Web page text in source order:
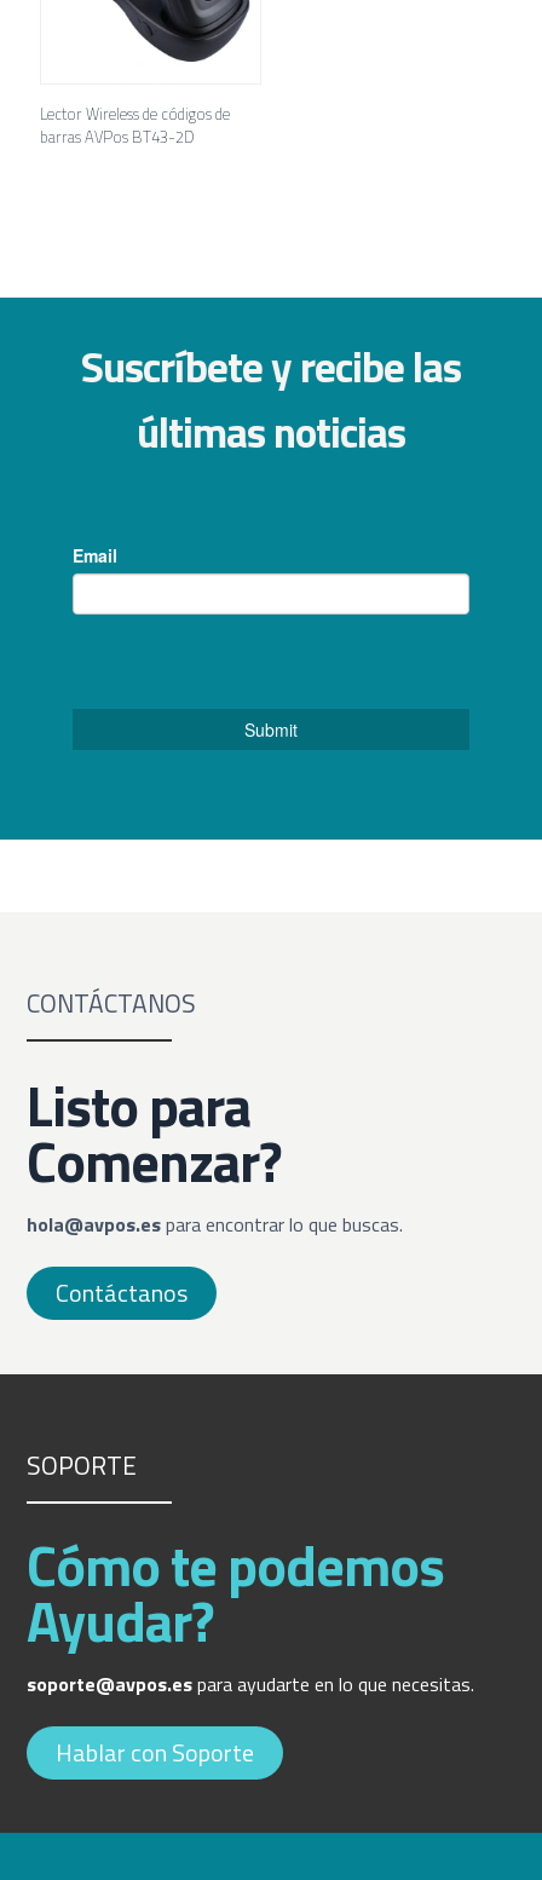
Lector Wireless de códigos de
barras AVPos BT43-2D
Suscríbete y recibe las
últimas noticias
CONTÁCTANOS
Listo para
Comenzar?
hola@avpos.espara encontrar lo que buscas.
Contáctanos
SOPORTE
Cómo te podemos
Ayudar?
soporte@avpos.espara ayudarte en lo que necesitas.
Hablar con Soporte